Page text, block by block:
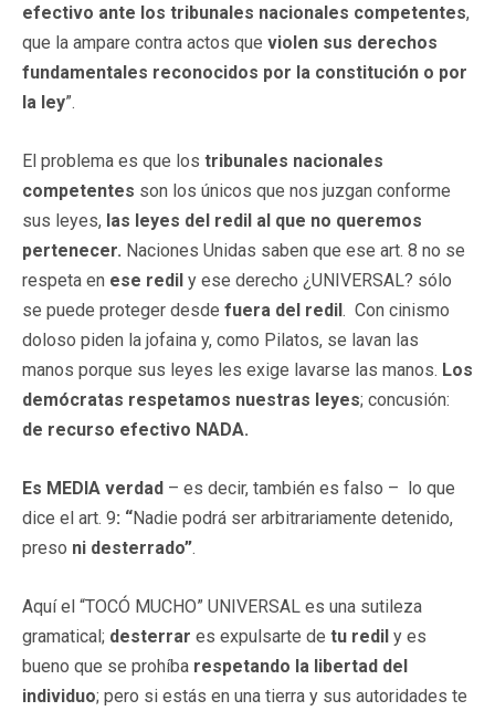
efectivo ante los tribunales nacionales competentes,
que la ampare contra actos que violen sus derechos
fundamentales reconocidos por la constitución o por
la ley”.
El problema es que los tribunales nacionales
competentes son los únicos que nos juzgan conforme
sus leyes, las leyes del redil al que no queremos
pertenecer. Naciones Unidas saben que ese art. 8 no se
respeta en ese redil y ese derecho ¿UNIVERSAL? sólo
se puede proteger desde fuera del redil. Con cinismo
doloso piden la jofaina y, como Pilatos, se lavan las
manos porque sus leyes les exige lavarse las manos. Los
demócratas respetamos nuestras leyes; concusión:
de recurso efectivo NADA.
Es MEDIA verdad – es decir, también es falso – lo que
dice el art. 9: “Nadie podrá ser arbitrariamente detenido,
preso ni desterrado”.
Aquí el “TOCÓ MUCHO” UNIVERSAL es una sutileza
gramatical; desterrar es expulsarte de tu redil y es
bueno que se prohíba respetando la libertad del
individuo; pero si estás en una tierra y sus autoridades te